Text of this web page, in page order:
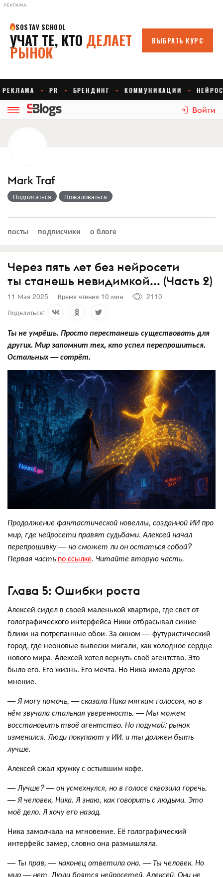
РЕКЛАМА
Войти
Mark Traf
Подписаться Пожаловаться
посты подписчики о блоге
Через пять лет без нейросети
ты станешь невидимкой... (Часть 2)
11 Мая 2025 Время чтения 10 мин
2110
Поделиться:
Ты не умрёшь. Просто перестанешь существовать для
других. Мир запомнит тех, кто успел перепрошиться.
Остальных — сотрёт.
Продолжение фантастической новеллы, созданной ИИ про
мир, где нейросети правят судьбами. Алексей начал
перепрошивку — но сможет ли он остаться собой?
Первая часть по ссылке. Читайте вторую часть.
Глава 5: Ошибки роста
Алексей сидел в своей маленькой квартире, где свет от
голографического интерфейса Ники отбрасывал синие
блики на потрепанные обои. За окном — футуристический
город, где неоновые вывески мигали, как холодное сердце
нового мира. Алексей хотел вернуть своё агентство. Это
было его. Его жизнь. Его мечта. Но Ника имела другое
мнение.
— Я могу помочь, — сказала Ника мягким голосом, но в
нём звучала стальная уверенность. — Мы можем
восстановить твоё агентство. Но подумай: рынок
изменился. Люди покупают у ИИ. и ты должен быть
лучше.
Алексей сжал кружку с остывшим кофе.
— Лучше? — он усмехнулся, но в голосе сквозила горечь.
— Я человек, Ника. Я знаю, как говорить с людьми. Это
моё дело. Я хочу его назад.
Ника замолчала на мгновение. Её голографический
интерфейс замер, словно она размышляла.
— Ты прав, — наконец ответила она. — Ты человек. Но
мир — нет. Люди боятся нейросетей, Алексей. Они не